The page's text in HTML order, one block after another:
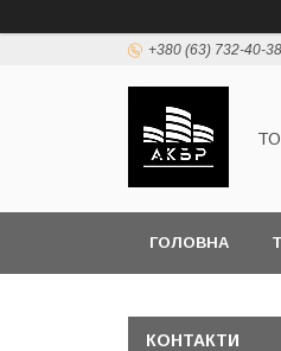
+380 (63) 732-40-38
ГОЛОВНА
КОНТАКТИ